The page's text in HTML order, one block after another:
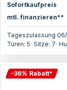
Sofortkaufpreis
mtl. finanzieren**
Tageszulassung
Türen: 5•Sitze: 7•
-36% Rabatt*